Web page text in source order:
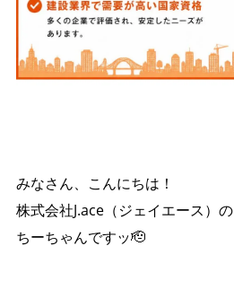
みなさん、こんにちは！
株式会社J.ace（ジェイエース）の
ちーちゃんですッ🫡